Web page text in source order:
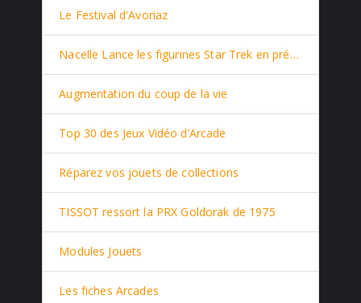
Le Festival d'Avoriaz
Nacelle Lance les figurines Star Trek en prévente
Augmentation du coup de la vie
Top 30 des Jeux Vidéo d’Arcade
Réparez vos jouets de collections
TISSOT ressort la PRX Goldorak de 1975
Modules Jouets
Les fiches Arcades